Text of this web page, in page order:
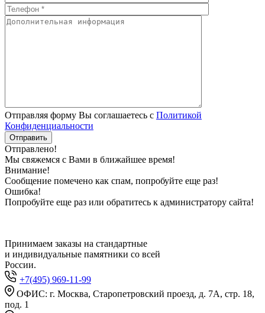
Отправляя форму Вы соглашаетесь с Политикой
Конфиденциальности
Отправлено!
Мы свяжемся с Вами в ближайшее время!
Внимание!
Сообщение помечено как спам, попробуйте еще раз!
Ошибка!
Попробуйте еще раз или обратитесь к администратору сайта!
Принимаем заказы на стандартные
и индивидуальные памятники со всей
России.
+7(495) 969-11-99
ОФИС: г. Москва, Старопетровский проезд, д. 7А, стр. 18,
под. 1